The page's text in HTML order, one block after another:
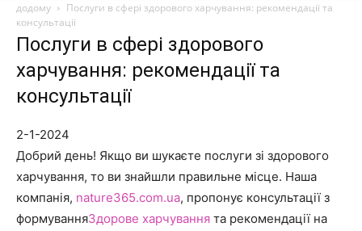
додому
Послуги в сфері здорового харчування: рекомендації та
консультації
Послуги в сфері здорового
харчування: рекомендації та
консультації
2-1-2024
Добрий день! Якщо ви шукаєте послуги зі здорового
харчування, то ви знайшли правильне місце. Наша
компанія, nature365.com.ua, пропонує консультації з
формуванняЗдорове харчування та рекомендації на